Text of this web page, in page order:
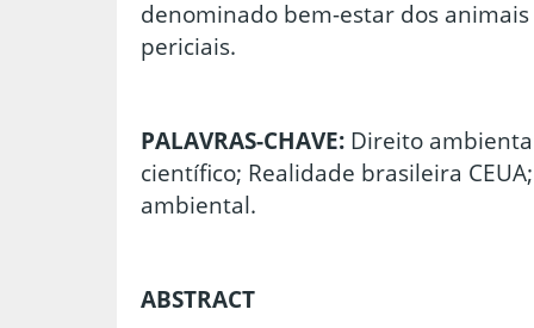
denominado bem-estar dos
periciais.
PALAVRAS-CHAVE: Direito
científico; Realidade brasileira
ambiental.
ABSTRACT